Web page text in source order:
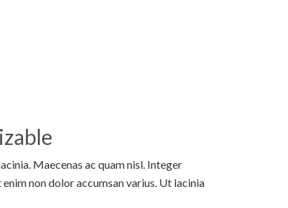
Maecenas ac quam nisl. Integer
non dolor accumsan varius. Ut lacinia